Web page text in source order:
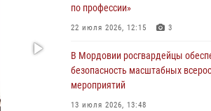
Ушакова
06 августа 2026, 08:14
В Саранске сотрудники
задержали дебошира,
имущество в кафе
06 августа 2026, 07:03
по профессии»
22 июля 2026, 12:15 3
В Мордовии росгвардейцы
безопасность масштабных
мероприятий
13 июля 2026, 13:48